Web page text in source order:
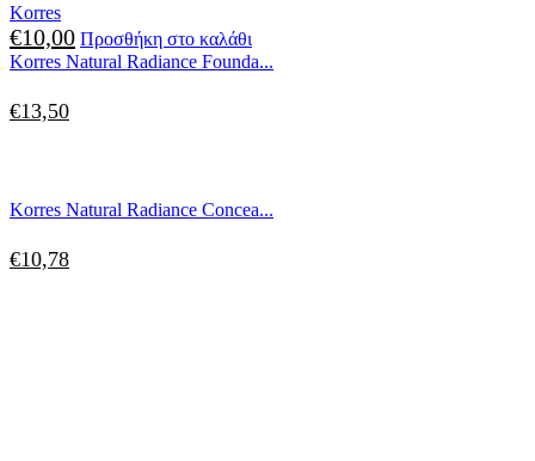
Korres
€10,00 Προσθήκη στο καλάθι
Korres Natural Radiance Founda...
€13,50
Korres Natural Radiance Concea...
€10,78